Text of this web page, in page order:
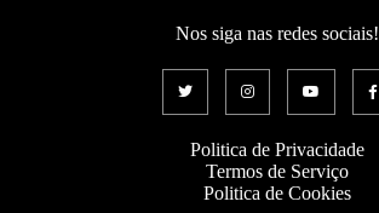
Nos siga nas redes sociais!
Politica de Privacidade
Termos de Serviço
Politica de Cookies